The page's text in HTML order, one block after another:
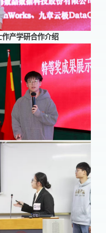
产学研合作介绍